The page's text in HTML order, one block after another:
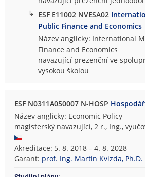
↳ ESF E11002 NVESA02
Public Finance and Economics
Název anglicky: International
Finance and Economics
navazující prezenční ve
vysokou školou
ESF N0311A050007 N-HOSP
Název anglicky: Economic Policy
magisterský navazující, 2 r., Ing.,
Akreditace: 5. 8. 2018 – 4. 8. 2028
Garant: prof. Ing. Martin Kvizda, Ph.D.